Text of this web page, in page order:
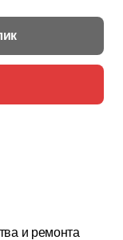
и ремонта